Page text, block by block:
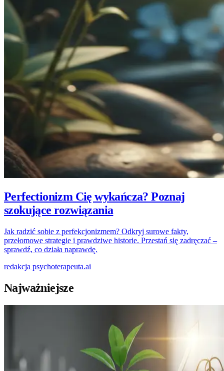
Perfectionizm Cię wykańcza? Poznaj
szokujące rozwiązania
Jak radzić sobie z perfekcjonizmem? Odkryj surowe fakty,
przełomowe strategie i prawdziwe historie. Przestań się zadręczać –
sprawdź, co działa naprawdę.
redakcja psychoterapeuta.ai
Najważniejsze